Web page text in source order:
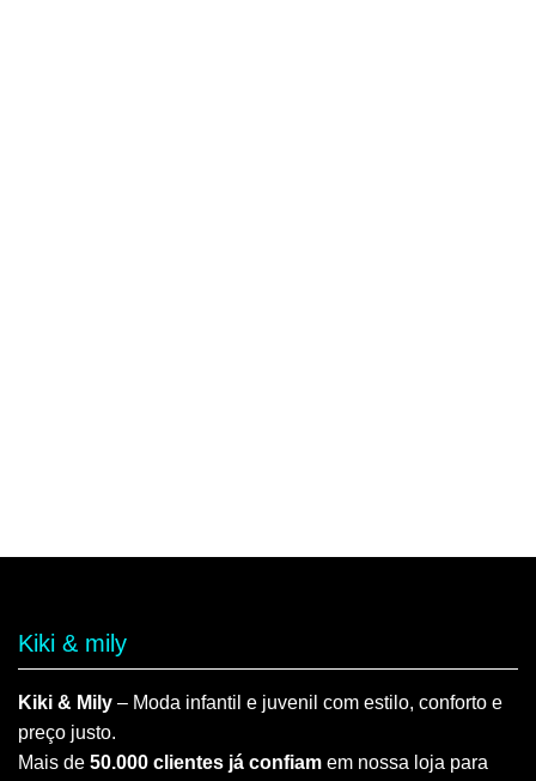
Kiki & mily
Kiki & Mily – Moda infantil e juvenil com estilo, conforto e
preço justo.
Mais de 50.000 clientes já confiam em nossa loja para